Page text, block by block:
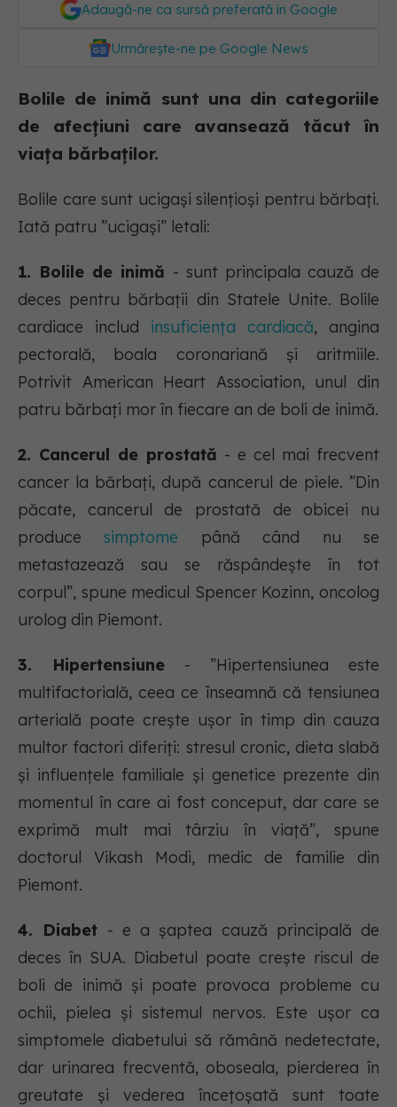
Adaugă-ne ca sursă preferată în Google
Urmărește-ne pe Google News
Bolile de inimă sunt una din categoriile
de afecțiuni care avansează tăcut în
viața bărbaților.
Bolile care sunt ucigași silențioși pentru bărbați.
Iată patru ”ucigași” letali:
1. Bolile de inimă - sunt principala cauză de
deces pentru bărbații din Statele Unite. Bolile
cardiace includ insuficiența cardiacă, angina
pectorală, boala coronariană și aritmiile.
Potrivit American Heart Association, unul din
patru bărbați mor în fiecare an de boli de inimă.
2. Cancerul de prostată - e cel mai frecvent
cancer la bărbați, după cancerul de piele. ”Din
păcate, cancerul de prostată de obicei nu
produce simptome până când nu se
metastazează sau se răspândește în tot
corpul”, spune medicul Spencer Kozinn, oncolog
urolog din Piemont.
3. Hipertensiune - ”Hipertensiunea este
multifactorială, ceea ce înseamnă că tensiunea
arterială poate crește ușor în timp din cauza
multor factori diferiți: stresul cronic, dieta slabă
și influențele familiale și genetice prezente din
momentul în care ai fost conceput, dar care se
exprimă mult mai târziu în viață”, spune
doctorul Vikash Modi, medic de familie din
Piemont.
4. Diabet - e a șaptea cauză principală de
deces în SUA. Diabetul poate crește riscul de
boli de inimă și poate provoca probleme cu
ochii, pielea și sistemul nervos. Este ușor ca
simptomele diabetului să rămână nedetectate,
dar urinarea frecventă, oboseala, pierderea în
greutate și vederea încețoșată sunt toate